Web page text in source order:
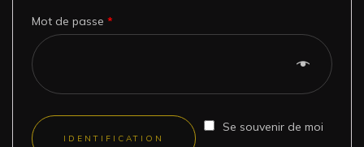
Mot de passe *
Se souvenir de moi
IDENTIFICATION